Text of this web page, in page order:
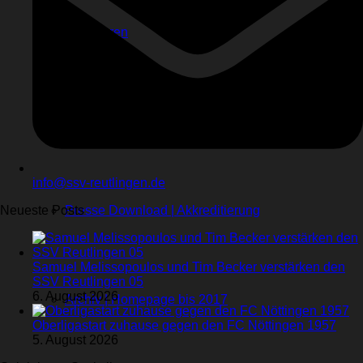
Sponsoren
Presse Download | Akkreditierung
Archiv | Homepage bis 2017
info@ssv-reutlingen.de
Neueste Posts
Samuel Melissopoulos und Tim Becker verstärken den
SSV Reutlingen 05
6. August 2026
Oberligastart zuhause gegen den FC Nöttingen 1957
5. August 2026